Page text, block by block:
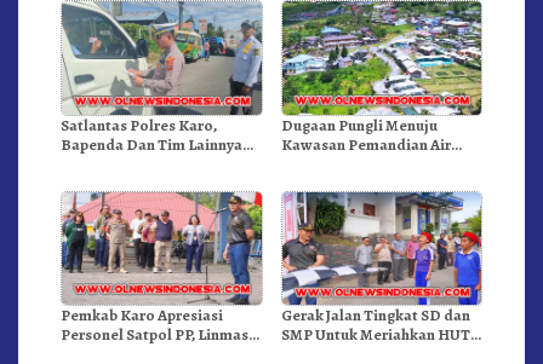
Satlantas Polres Karo,
Bapenda Dan Tim Lainnya
Dugaan Pungli Menuju
Kawasan Pemandian Air
Pemkab Karo Apresiasi
Personel Satpol PP, Linmas,
Gerak Jalan Tingkat SD dan
SMP Untuk Meriahkan HUT